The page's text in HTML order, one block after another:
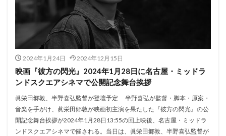
2024年1月24日 2024年12月15日
映画『彼方の閃光』2024年1月28日に名古屋・ミッドラ
ンドスクエアシネマで公開記念舞台挨拶
眞栄田郷敦、半野喜弘監督が登壇予定 半野喜弘が監督・脚本・原案・
音楽を手がけ、眞栄田郷敦が映画初主演を果たした『彼方の閃光』の公
開記念舞台挨拶が2024年1月28日13:55の回上映後、名古屋・ミッドラ
ンドスクエアシネマで催される。当日は、眞栄田郷敦、半野喜弘監督が